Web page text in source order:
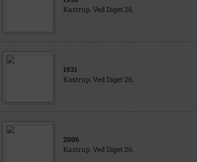
Kastrup. Ved Diget 26.
1931
Kastrup. Ved Diget 26.
2006
Kastrup. Ved Diget 26.